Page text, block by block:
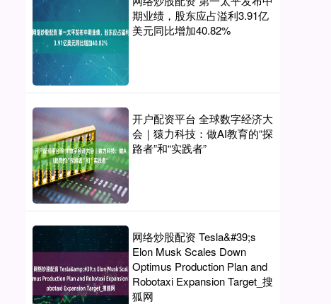
期业绩，股东应占溢利3.91亿
美元同比增加40.82%
开户配资平台 全球数字经济大
会｜猿力科技：做AI教育的“探
路者”和“实践者”
网络炒股配资 Tesla&#39;s
Elon Musk Scales Down
Optimus Production Plan and
Robotaxi Expansion Target_搜
狐网